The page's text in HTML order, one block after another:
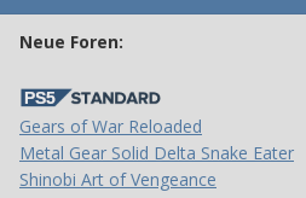
Neue Foren:
Gears of War Reloaded
Metal Gear Solid Delta Snake Eater
Shinobi Art of Vengeance